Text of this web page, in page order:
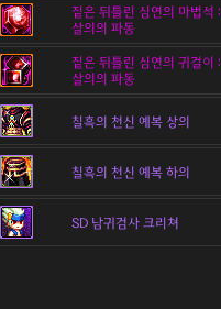
짙은 뒤틀린 심연의 마법석 :
살의의 파동
짙은 뒤틀린 심연의 귀걸이 :
살의의 파동
칠흑의 천신 예복 상의
칠흑의 천신 예복 하의
SD 남귀검사 크리쳐